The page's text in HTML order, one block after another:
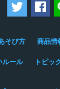
ツイー
そび方 商品情
ルール トピッ